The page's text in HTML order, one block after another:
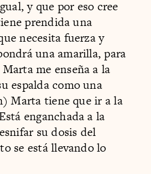
y que por eso cree
prendida una
necesita fuerza y
una amarilla, para
me enseña a la
espalda como una
Marta tiene que ir a la
enganchada a la
su dosis del
se está llevando lo